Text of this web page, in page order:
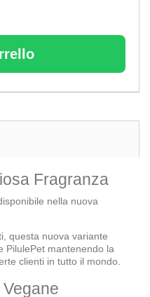
Fragranza
nella nuova
questa nuova variante
PilulePet mantenendo la
clienti in tutto il mondo.